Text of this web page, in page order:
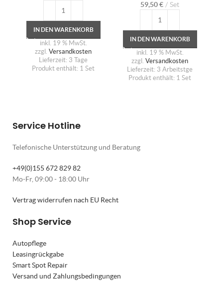
IN DEN WARENKORB
inkl. 19 % MwSt.
zzgl. Versandkosten
Lieferzeit: 3 Tage
Produkt enthält: 1 Set
59,50€ Set
IN DEN WARENKORB
inkl. 19 % MwSt.
zzgl. Versandkosten
Lieferzeit: 3 Arbeitstge
Produkt enthält: 1 Set
Service Hotline
Telefonische Unterstützung und Beratung
+49(0)155 672 829 82
Mo-Fr, 09:00 - 18:00 Uhr
Vertrag widerrufen nach EU Recht
Shop Service
Autopflege
Leasingrückgabe
Smart Spot Repair
Versand und Zahlungsbedingungen